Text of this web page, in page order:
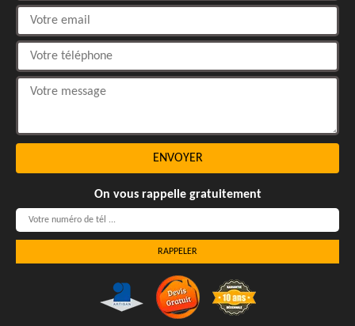
On vous rappelle gratuitement